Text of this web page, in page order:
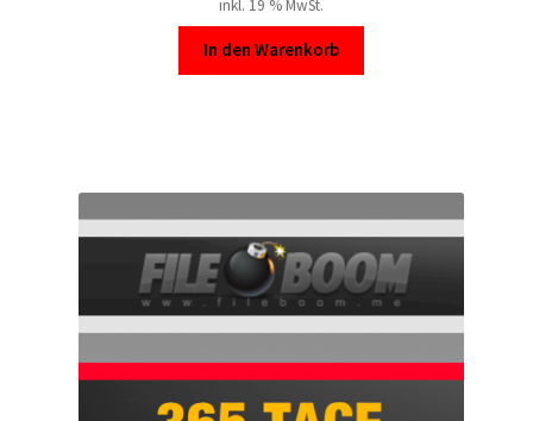
inkl. 19 % MwSt.
In den Warenkorb